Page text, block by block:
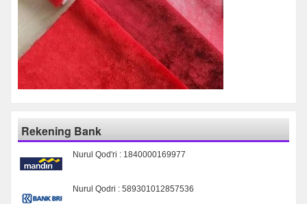
Rekening Bank
Nurul Qod'ri : 1840000169977
Nurul Qodri : 589301012857536